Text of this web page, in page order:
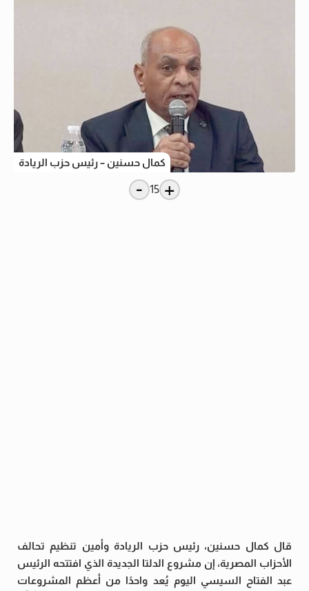
كمال حسنين – رئيس حزب الريادة
+
15
-
قال كمال حسنين، رئيس حزب الريادة وأمين تنظيم تحالف
الأحزاب المصرية، إن مشروع الدلتا الجديدة الذي افتتحه الرئيس
عبد الفتاح السيسي اليوم يُعد واحدًا من أعظم المشروعات